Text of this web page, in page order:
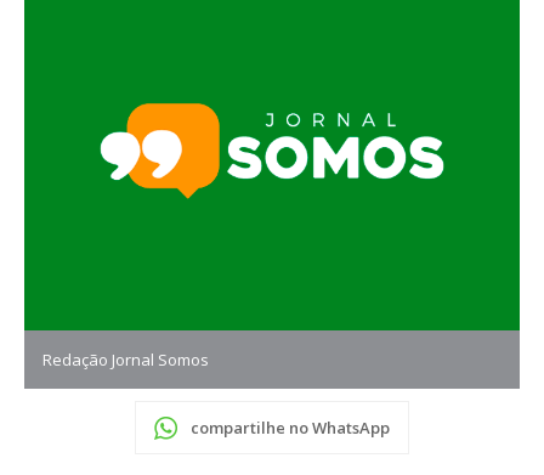
Redação Jornal Somos
compartilhe no WhatsApp